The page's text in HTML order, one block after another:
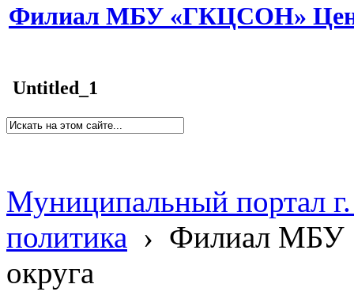
Филиал МБУ «ГКЦСОН»
Untitled_1
Муниципальный портал
политика › Филиал МБУ
округа